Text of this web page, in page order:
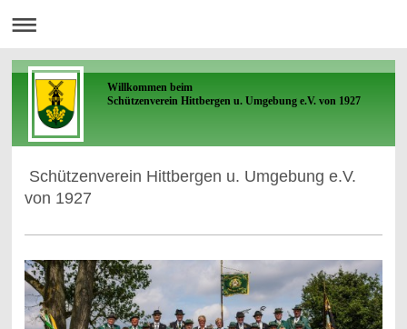
Willkommen beim
Schützenverein Hittbergen u. Umgebung e.V. von 1927
Schützenverein Hittbergen u. Umgebung e.V.
von 1927